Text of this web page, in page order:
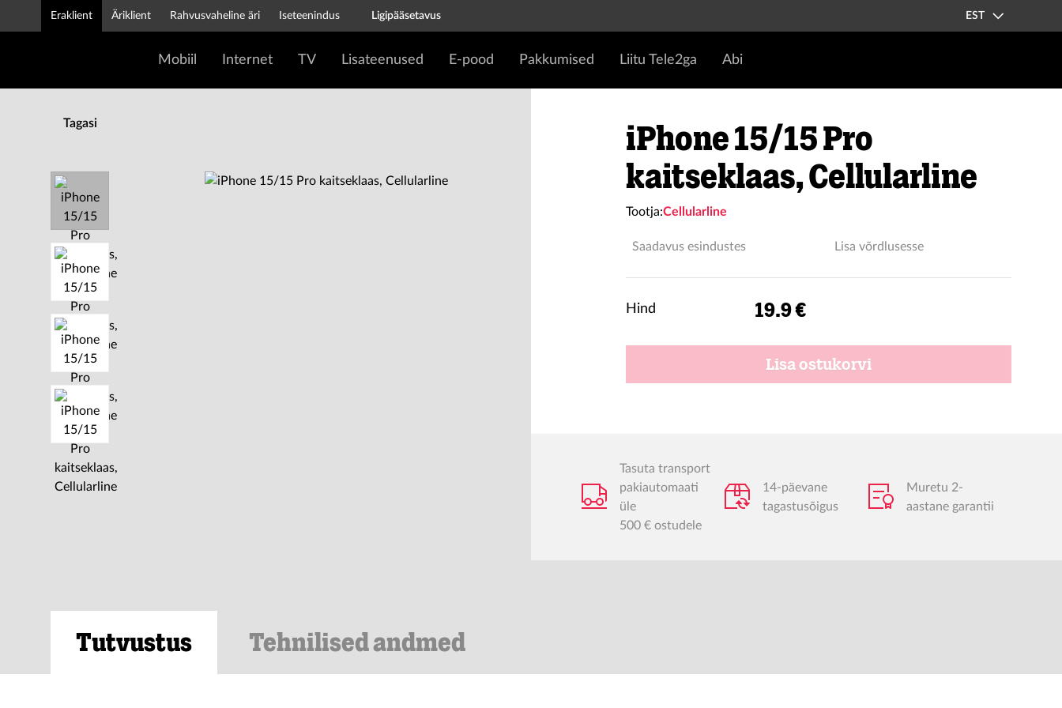
Eraklient Äriklient Rahvusvaheline äri Iseteenindus Ligipääsetavus EST
Mobiil Internet TV Lisateenused E-pood Pakkumised Liitu Tele2ga Abi
Tagasi
iPhone 15/15 Pro
kaitseklaas, Cellularline
Tootja:Cellularline
Saadavus esindustes Lisa võrdlusesse
Hind 19.9 €
Lisa ostukorvi
Tasuta transport
pakiautomaati
üle
500 € ostudele
14-päevane
tagastusõigus
Muretu 2-
aastane garantii
Tutvustus Tehnilised andmed